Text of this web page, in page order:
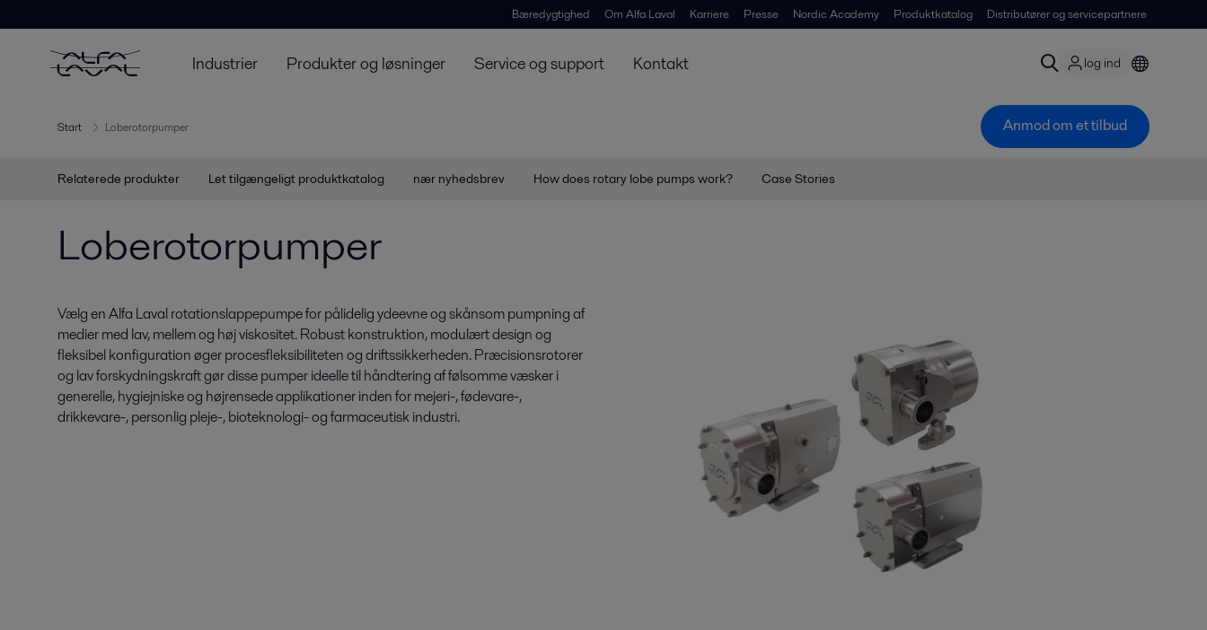
Bæredygtighed Om Alfa Laval Karriere Presse Nordic Academy Produktkatalog Distributører og servicepartnere
Industrier Produkter og løsninger Service og support Kontakt log ind
Start Loberotorpumper Anmod om et tilbud
Relaterede produkter Let tilgængeligt produktkatalog nær nyhedsbrev How does rotary lobe pumps work? Case Stories
Loberotorpumper
Vælg en Alfa Laval rotationslappepumpe for pålidelig ydeevne og skånsom pumpning af
medier med lav, mellem og høj viskositet. Robust konstruktion, modulært design og
fleksibel konfiguration øger procesfleksibiliteten og driftssikkerheden. Præcisionsrotorer
og lav forskydningskraft gør disse pumper ideelle til håndtering af følsomme væsker i
generelle, hygiejniske og højrensede applikationer inden for mejeri-, fødevare-,
drikkevare-, personlig pleje-, bioteknologi- og farmaceutisk industri.